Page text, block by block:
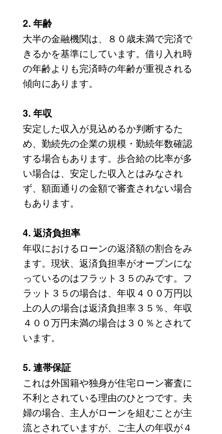
2. 年齢
大半の金融機関は、８０歳未満で完済で
きるかを基準にしています。借り入れ時
の年齢よりも完済時の年齢が重視される
傾向にあります。
3. 年収
安定した収入が見込めるか判断するた
め、勤続先の企業の規模・勤続年数確認
する場合もあります。歩合給の比率が多
い場合は、安定した収入とはみなされ
ず、額面通りの金額で審査されない場合
もあります。
4. 返済負担率
年収におけるローンの返済額の割合をみ
ます。現状、返済負担率がオープンにな
っているのはフラット３５のみです。フ
ラット３５の場合は、年収４００万円以
上の人の場合は返済負担率３５％、年収
４００万円未満の場合は３０％とされて
います。
5. 連帯保証
これは外国籍や独身が住宅ローン審査に
不利とされている理由のひとつです。夫
婦の場合、主人がローンを組むことが主
流とされていますが、ご主人の年収が４